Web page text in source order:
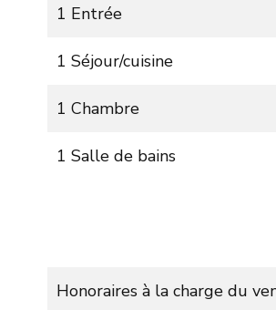
1 Entrée
1 Séjour/cuisine
1 Chambre
1 Salle de bains
Honoraires à la charge du